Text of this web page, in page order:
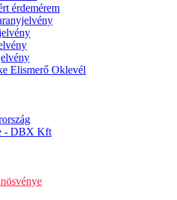
érdemérem
Elismerő Oklevél
- DBX Kft